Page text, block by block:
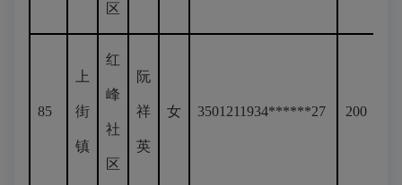
区
85
上
街
镇
红
峰
社
区
阮
祥
英
女 3501211934******27 200